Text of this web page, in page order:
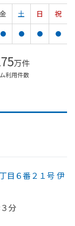
金 土 日
祝
● ● ● ●
万件
利用件数
目６番２１号 伊
分